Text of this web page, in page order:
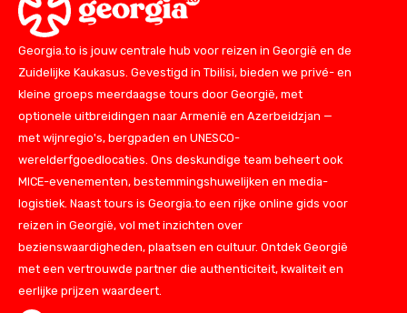
Georgia.to is jouw centrale hub voor reizen in Georgië en de
Zuidelijke Kaukasus. Gevestigd in Tbilisi, bieden we privé- en
kleine groeps meerdaagse tours door Georgië, met
optionele uitbreidingen naar Armenië en Azerbeidzjan —
met wijnregio's, bergpaden en UNESCO-
werelderfgoedlocaties. Ons deskundige team beheert ook
MICE-evenementen, bestemmingshuwelijken en media-
logistiek. Naast tours is Georgia.to een rijke online gids voor
reizen in Georgië, vol met inzichten over
bezienswaardigheden, plaatsen en cultuur. Ontdek Georgië
met een vertrouwde partner die authenticiteit, kwaliteit en
eerlijke prijzen waardeert.